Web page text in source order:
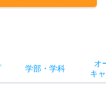
学部 ・ 学科
オ
キ